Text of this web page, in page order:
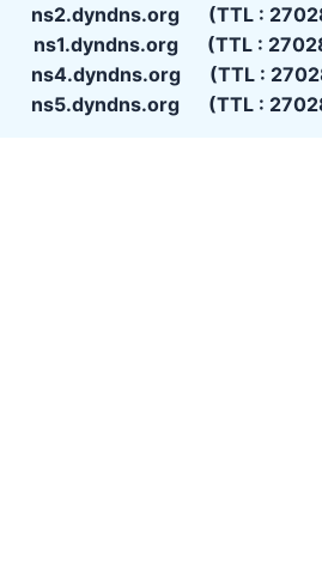
ns2.dyndns.org (TTL :
ns1.dyndns.org (TTL :
ns4.dyndns.org (TTL :
ns5.dyndns.org (TTL :